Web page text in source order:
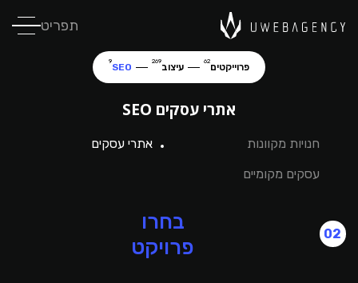
תפריט
פרוייקטים
62
עיצוב
269
SEO
9
אתרי עסקים SEO
חנויות מקוונות אתרי עסקים
עסקים מקומיים
02
בחרו
פרויקט